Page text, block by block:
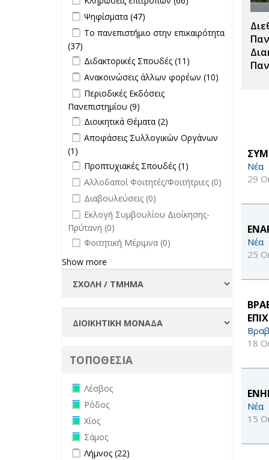
Νέα
29
Νέα
25
18
Νέα
15
filter
Apply Ψηφίσματα filter
Ψηφίσματα (47)
Apply Το πανεπιστήμιο στην
επικαιρότητα filter
Το πανεπιστήμιο στην επικαιρότητα
(37)
επικαιρότητα filter
Apply Διδακτορικές Σπουδές filter
Διδακτορικές Σπουδές (11)
Σπουδές
Apply Ανακοινώσεις άλλων φορέων
filter
Ανακοινώσεις άλλων φορέων (10)
Apply Περιοδικές Εκδόσεις
Πανεπιστημίου filter
Περιοδικές Εκδόσεις
Πανεπιστημίου (9)
Εκδόσεις
Πανεπιστημίου filter
Apply Διοικητικά Θέματα filter
Διοικητικά Θέματα (2)
Apply Αποφάσεις Συλλογικών
Οργάνων filter
Αποφάσεις Συλλογικών Οργάνων
(1)
Οργάνων filter
Apply Προπτυχιακές Σπουδές filter
Προπτυχιακές Σπουδές (1)
Σπουδές filter
undefined
Αλλοδαποί Φοιτητές/Φοιτήτριες (0)
undefined
Διαβουλεύσεις (0)
undefined
Εκλογή Συμβουλίου Διοίκησης-
Πρύτανη (0)
undefined
Φοιτητική Μέριμνα (0)
Show more
ΤΟΠΟΘΕΣΙΑ
Remove Λέσβος filter
Λέσβος
Remove Ρόδος filter
Ρόδος
Remove Χίος filter
Χίος
Remove Σάμος filter
Σάμος
Apply Λήμνος filter
Λήμνος (22)